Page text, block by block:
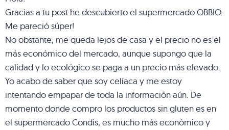
Gracias a tu post he descubierto el supermercado OBBIO.
Me pareció súper!
No obstante, me queda lejos de casa y el precio no es el
más económico del mercado, aunque supongo que la
calidad y lo ecológico se paga a un precio más elevado.
Yo acabo de saber que soy celíaca y me estoy
intentando empapar de toda la información aún. De
momento donde compro los productos sin gluten es en
el supermercado Condis, es mucho más económico y